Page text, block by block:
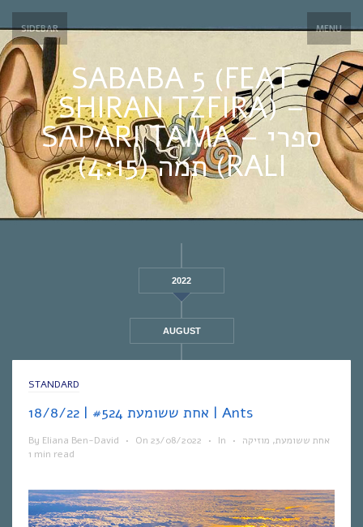
SIDEBAR MENU
SABABA 5 (FEAT
SHIRAN TZFIRA) –
SAPARI TAMA – ספרי
תמה (4:15) (RALI
2022
AUGUST
STANDARD
אחת ששומעת #524 | 18/8/22 | Ants
By Eliana Ben-David • On 23/08/2022 • In אחת ששומעת, מוזיקה
•
1 min read